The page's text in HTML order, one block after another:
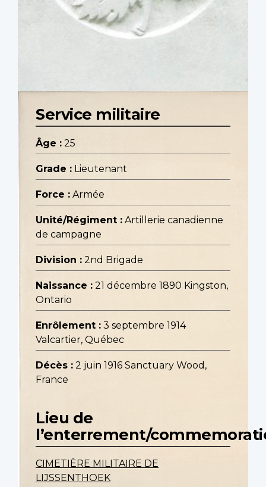
Service militaire
Âge : 25
Grade : Lieutenant
Force : Armée
Unité/Régiment : Artillerie canadienne
de campagne
Division : 2nd Brigade
Naissance : 21 décembre 1890 Kingston,
Ontario
Enrôlement : 3 septembre 1914
Valcartier, Québec
Décès : 2 juin 1916 Sanctuary Wood,
France
Lieu de
l’enterrement/
CIMETIÈRE MILITAIRE DE
LIJSSENTHOEK